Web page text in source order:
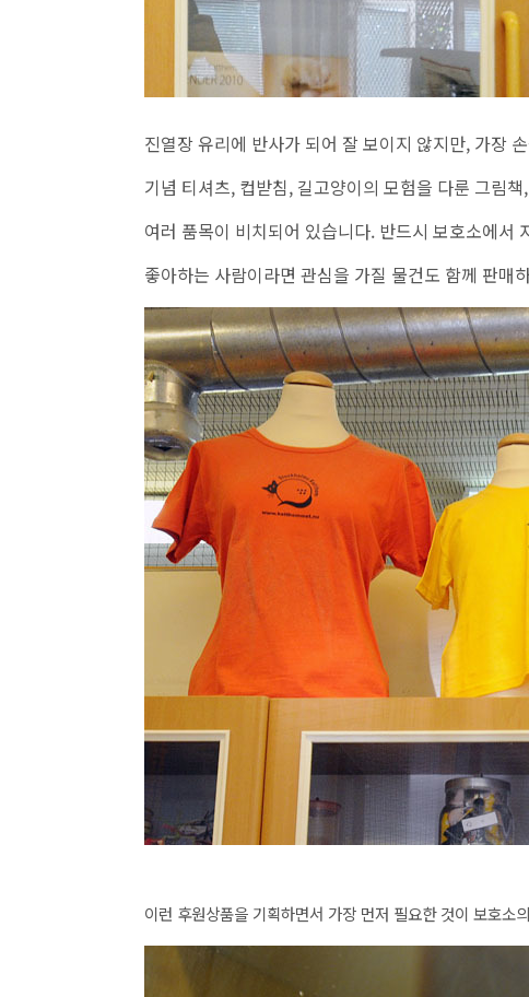
진열장 유리에 반사가 되어 잘 보이지 않지만, 가장
기념 티셔츠, 컵받침, 길고양이의 모험을 다룬 그림
여러 품목이 비치되어 있습니다. 반드시 보호소에서
좋아하는 사람이라면 관심을 가질 물건도 함께 판매
이런 후원상품을 기획하면서 가장 먼저 필요한 것이 보호소